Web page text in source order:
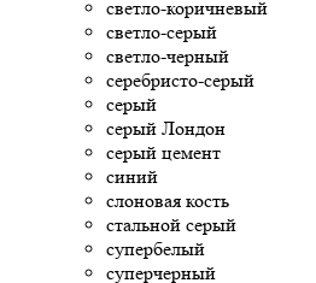
светло-коричневый
светло-серый
светло-черный
серебристо-серый
серый
серый Лондон
серый цемент
синий
слоновая кость
стальной серый
супербелый
суперчерный